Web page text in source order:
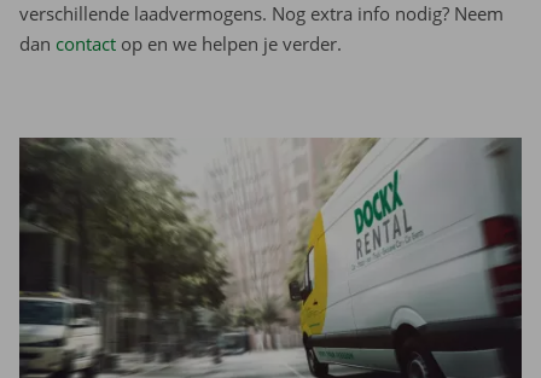
verschillende laadvermogens. Nog extra info nodig? Neem
dan contact op en we helpen je verder.